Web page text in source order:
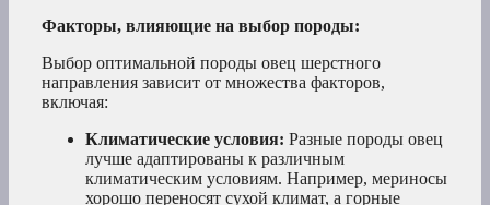
Факторы, влияющие на выбор породы:
Выбор оптимальной породы овец шерстного
направления зависит от множества факторов,
включая:
Климатические условия: Разные породы овец
лучше адаптированы к различным
климатическим условиям. Например, мериносы
хорошо переносят сухой климат, а горные